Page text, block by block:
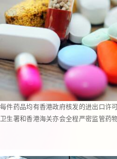
每件药品均有香港政府核发的进出口许
卫生署和香港海关亦会全程严密监管药